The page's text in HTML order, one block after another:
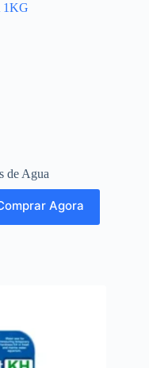
1KG
de Agua
Agora